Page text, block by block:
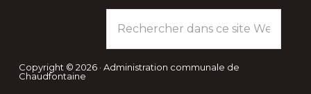
dans
ce
site
Copyright © 2026 · Administration communale de
Chaudfontaine